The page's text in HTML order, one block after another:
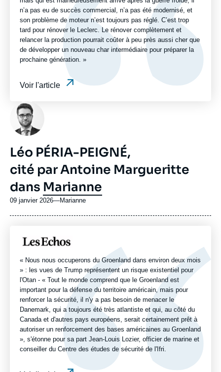
n’a pas eu de succès commercial, n’a pas été modernisé, et
son problème de moteur n’est toujours pas réglé. C’est trop
tard pour rénover le Leclerc. Le rénover complètement et
relancer la production pourrait coûter à peu près aussi cher que
de développer un nouveau char intermédiaire pour préparer la
prochaine génération. »
Voir l'article
Photo
Léo PÉRIA-PEIGNÉ,
cité par Antoine Margueritte
dans Marianne
09 janvier 2026—Nom
ou
Marianne
Logo
« Nous nous occuperons du Groenland dans environ deux mois
» : les vues de Trump représentent un risque existentiel pour
l'Otan - « Tout le monde comprend que le Groenland est
important pour la défense du territoire américain, mais pour
renforcer la sécurité, il n'y a pas besoin de menacer le
Danemark, qui a toujours été très atlantiste et qui, au côté du
Canada et d'autres pays européens, serait certainement prêt à
autoriser un renforcement des bases américaines au Groenland
», s'étonne pour sa part Jean-Louis Lozier, officier de marine et
conseiller du Centre des études de sécurité de l'Ifri.